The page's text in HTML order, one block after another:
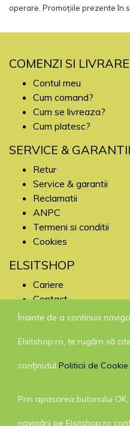
operare. Promoţiile prezente în
COMENZI SI LIVRARE
Contul meu
Cum comand?
Cum se livreaza?
Cum platesc?
SERVICE & GARANTII
Retur
Service & garantii
Reclamatii
ANPC
Termeni si conditii
Cookies
ELSITSHOP
Cariere
Contact
SOCIAL MEDIA
Facebook
Înainte de a continua
Elsitshop.ro, te rugăm să
conținutul Politicii de Cookie
Prin apasarea butonului
navigării pe Elsitshop.ro